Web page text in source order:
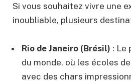
Si vous souhaitez vivre une
inoubliable, plusieurs
Rio de Janeiro (Brésil) : Le
du monde, où les écoles
avec des chars